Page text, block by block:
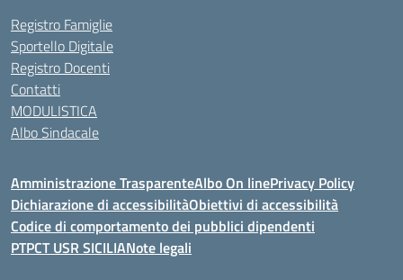
Registro Famiglie
Sportello Digitale
Registro Docenti
Contatti
MODULISTICA
Albo Sindacale
Amministrazione TrasparenteAlbo On linePrivacy Policy
Dichiarazione di accessibilitàObiettivi di accessibilità
Codice di comportamento dei pubblici dipendenti
PTPCT USR SICILIANote legali